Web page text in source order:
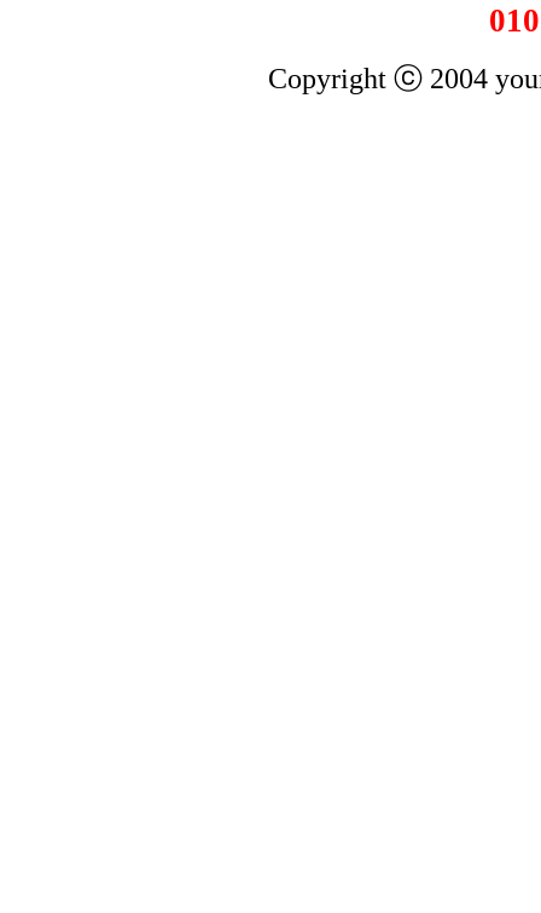
Copyright ⓒ 2004